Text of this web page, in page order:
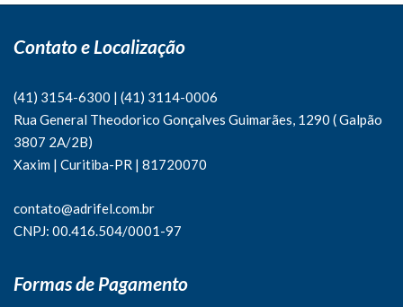
Contato e Localização
(41) 3154-6300 | (41) 3114-0006
Rua General Theodorico Gonçalves Guimarães, 1290 ( Galpão
3807 2A/2B)
Xaxim | Curitiba-PR | 81720070
contato@adrifel.com.br
CNPJ: 00.416.504/0001-97
Formas de Pagamento